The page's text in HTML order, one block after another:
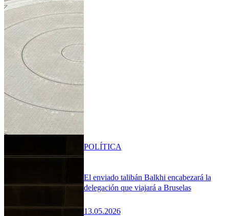
El enviado talibán Balkhi encabezará la
delegación que viajará a Bruselas
13.05.2026
POLÍTICA